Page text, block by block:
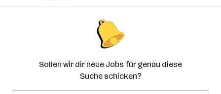
Sollen wir dir neue Jobs für genau diese
Suche schicken?